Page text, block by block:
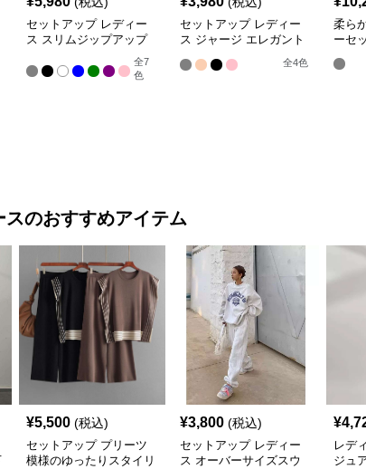
セットアップ レディー
ス スリムジップアップ
パーカー&トラックパン
ツ
全7
色
セットアップ レディー
ス ジャージ エレガント
カジュアル ツーピース
スポーツトラック
全4色
柔ら
ーセ
スのおすすめアイテム
¥5,500 (税込)
セットアップ プリーツ
模様のゆったりスタイリ
¥3,800 (税込)
セットアップ レディー
ス オーバーサイズスウ
¥
レデ
ジュ